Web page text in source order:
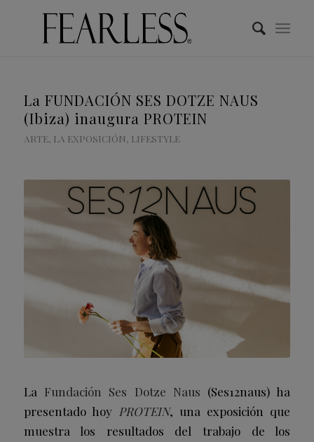
La FUNDACIÓN SES DOTZE NAUS
(Ibiza) inaugura PROTEIN
ARTE, LA EXPOSICIÓN, LIFESTYLE
La Fundación Ses Dotze Naus (Ses12naus) ha
presentado hoy PROTEIN, una exposición que
muestra los resultados del trabajo de los